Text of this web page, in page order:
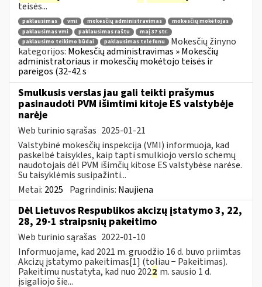
teisės...
paklausimas vmi mokesčių administravimas
mokesčių mokėtojas
paklausimas vmi
paklausimas raštu
maį 37 str.
paklausimo teikimo būdai
paklausimas telefonu
Mokesčių žinyno
kategorijos: Mokesčių administravimas » Mokesčių
administratoriaus ir mokesčių mokėtojo teisės ir
pareigos (32-42 s
Smulkusis verslas jau gali teikti prašymus
pasinaudoti PVM išimtimi kitoje ES valstybėje
narėje
Web turinio sąrašas 2025-01-21
Valstybinė mokesčių inspekcija (VMI) informuoja, kad
paskelbė taisykles, kaip tapti smulkiojo verslo schemų
naudotojais dėl PVM išimčių kitose ES valstybėse narėse.
Su taisyklėmis susipažinti...
Metai: 2025 Pagrindinis: Naujiena
Dėl Lietuvos Respublikos akcizų įstatymo 3, 22,
28, 29-1 straipsnių pakeitimo
Web turinio sąrašas 2022-01-10
Informuojame, kad 2021 m. gruodžio 16 d. buvo priimtas
Akcizų įstatymo pakeitimas[1] (toliau − Pakeitimas).
Pakeitimu nustatyta, kad nuo 2022 m. sausio 1 d.
įsigaliojo šie...